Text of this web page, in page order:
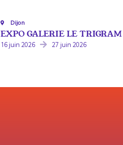
Dijon
EXPO GALERIE LE TRIGRAM
16 juin 2026 27 juin 2026